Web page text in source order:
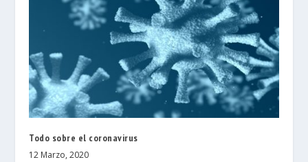
Todo sobre el coronavirus
12 Marzo, 2020